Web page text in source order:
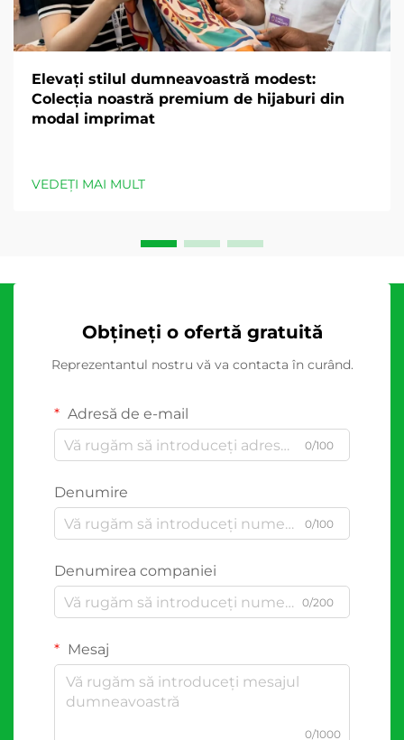
Elevați stilul dumneavoastră modest:
Colecția noastră premium de hijaburi din
modal imprimat
VEDEȚI MAI MULT
Obțineți o ofertă gratuită
Reprezentantul nostru vă va contacta în curând.
Adresă de e-mail
0/100
Denumire
0/100
Denumirea companiei
0/200
Mesaj
0/1000